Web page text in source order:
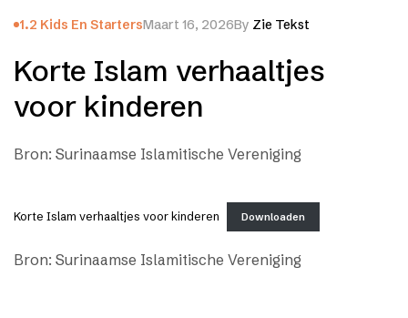
1.2 Kids En StartersMaart 16, 2026By Zie Tekst
Korte Islam verhaaltjes
voor kinderen
Bron: Surinaamse Islamitische Vereniging
Korte Islam verhaaltjes voor kinderen Downloaden
Bron: Surinaamse Islamitische Vereniging